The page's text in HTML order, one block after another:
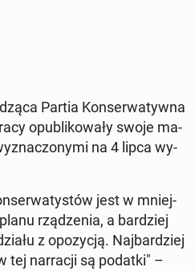
Partia Kon­ser­wa­tyw­na
opu­bli­ko­wa­ły swoje ma­
na 4 lipca wy­
jest w mniej­
rzą­dze­nia, a bar­dziej
z opo­zy­cją. Naj­bar­dziej
tej nar­ra­cji są podatki" –